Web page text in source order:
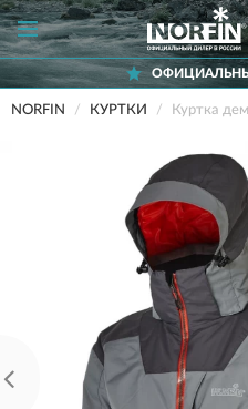
ОФИЦИАЛЬНЫЙ
NORFIN КУРТКИ Куртка